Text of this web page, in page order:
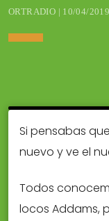
ORTRADIO | 10/04/2019
Si pensabas
nuevo y ve el
Todos
locos Addams,